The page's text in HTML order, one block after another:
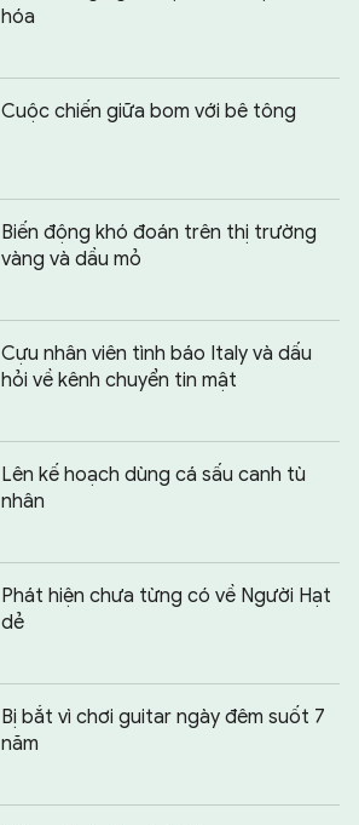
hóa
Cuộc chiến giữa bom với bê tông
Biến động khó đoán trên thị trường
vàng và dầu mỏ
Cựu nhân viên tình báo Italy và dấu
hỏi về kênh chuyển tin mật
Lên kế hoạch dùng cá sấu canh tù
nhân
Phát hiện chưa từng có về Người Hạt
dẻ
Bị bắt vì chơi guitar ngày đêm suốt 7
năm